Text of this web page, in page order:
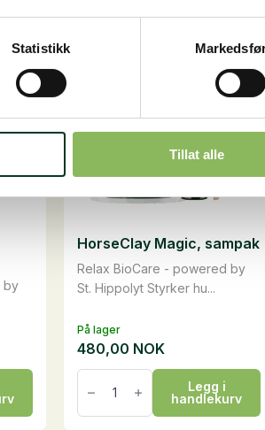
Statistikk
Tillat alle
antall
by
På lager
Relax BioCare - powered by
St. Hippolyt Styrker hu...
HorseClay Magic, sampak
480,00 NOK
HorseClay
Magic,
sampak
antall
Legg i
handlekurv